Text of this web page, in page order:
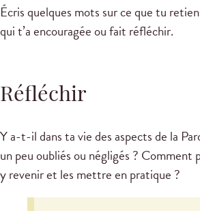
Écris quelques mots sur ce que tu
qui t’a encouragée ou fait réfléchir.
Réfléchir
Y a-t-il dans ta vie des aspects de la
un peu oubliés ou négligés ?
y revenir et les mettre en pratique ?